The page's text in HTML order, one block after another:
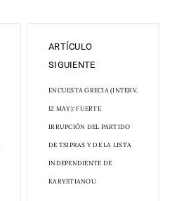
ARTÍCULO
SIGUIENTE
ENCUESTA GRECIA (INTERV.
12 MAY): FUERTE
IRRUPCIÓN DEL PARTIDO
DE TSIPRAS Y DE LA LISTA
INDEPENDIENTE DE
KARYSTIANOU